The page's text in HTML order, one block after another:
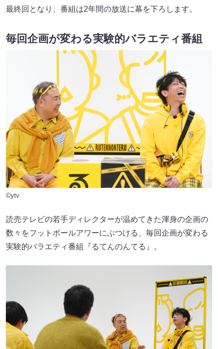
最終回となり、番組は2年間の放送に幕を下ろします。
毎回企画が変わる実験的バラエティ番組
©ytv
読売テレビの若手ディレクターが温めてきた渾身の企画の
数々をフットボールアワーにぶつける、毎回企画が変わる
実験的バラエティ番組『るてんのんてる』。